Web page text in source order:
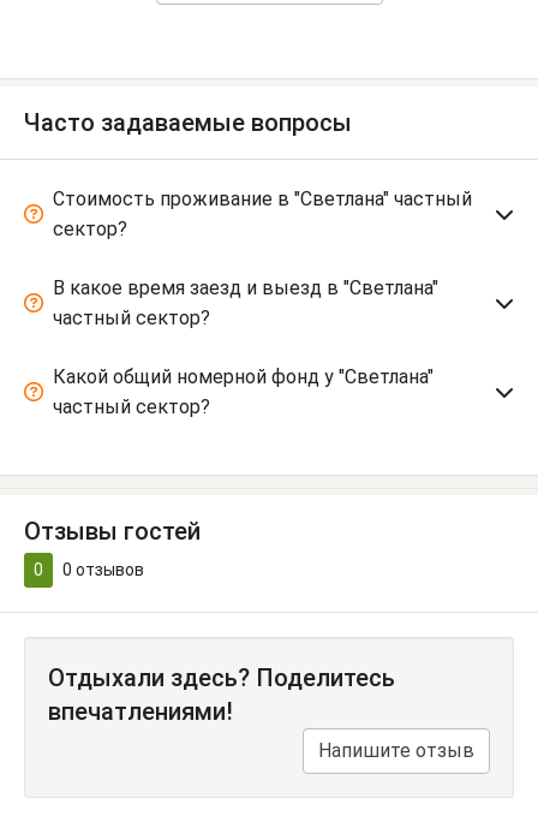
Часто задаваемые вопросы
Стоимость проживание в "Светлана" частный
сектор?
В какое время заезд и выезд в "Светлана"
частный сектор?
Какой общий номерной фонд у "Светлана"
частный сектор?
Отзывы гостей
0 0 отзывов
Отдыхали здесь? Поделитесь
впечатлениями!
Напишите отзыв